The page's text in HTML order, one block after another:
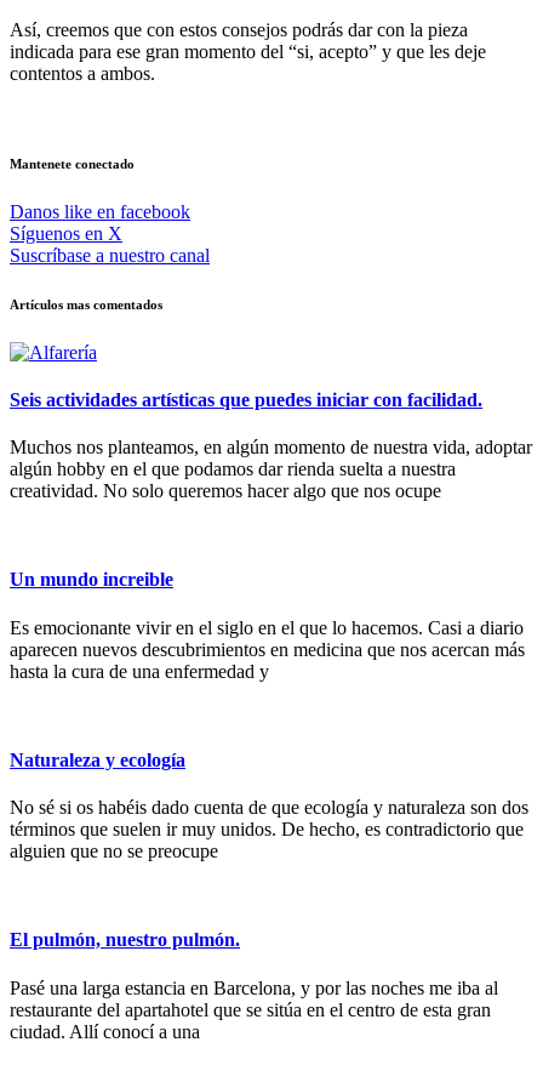
Así, creemos que con estos consejos podrás dar con la pieza
indicada para ese gran momento del “si, acepto” y que les deje
contentos a ambos.
Mantenete conectado
Danos like en facebook
Síguenos en X
Suscríbase a nuestro canal
Artículos mas comentados
Seis actividades artísticas que puedes iniciar con facilidad.
Muchos nos planteamos, en algún momento de nuestra vida, adoptar
algún hobby en el que podamos dar rienda suelta a nuestra
creatividad. No solo queremos hacer algo que nos ocupe
Un mundo increible
Es emocionante vivir en el siglo en el que lo hacemos. Casi a diario
aparecen nuevos descubrimientos en medicina que nos acercan más
hasta la cura de una enfermedad y
Naturaleza y ecología
No sé si os habéis dado cuenta de que ecología y naturaleza son dos
términos que suelen ir muy unidos. De hecho, es contradictorio que
alguien que no se preocupe
El pulmón, nuestro pulmón.
Pasé una larga estancia en Barcelona, y por las noches me iba al
restaurante del apartahotel que se sitúa en el centro de esta gran
ciudad. Allí conocí a una